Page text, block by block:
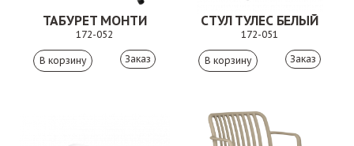
ТАБУРЕТ МОНТИ
172-052
Заказ
СТУЛ ТУЛЕС БЕЛЫЙ
172-051
Заказ